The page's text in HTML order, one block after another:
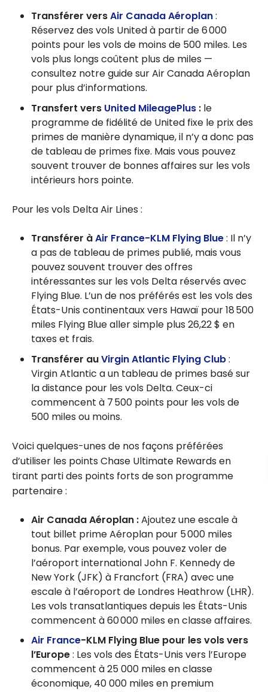
Transférer versAir Canada Aéroplan:
Réservez des vols United à partir de 6 000
points pour les vols de moins de 500 miles. Les
vols plus longs coûtent plus de miles —
consultez notre guide sur Air Canada Aéroplan
pour plus d’informations.
Transfert vers United MileagePlus : le
programme de fidélité de United fixe le prix des
primes de manière dynamique, il n’y a donc pas
de tableau de primes fixe. Mais vous pouvez
souvent trouver de bonnes affaires sur les vols
intérieurs hors pointe.
Pour les vols Delta Air Lines :
Transférer àAir France-KLM Flying Blue: Il n’y
a pas de tableau de primes publié, mais vous
pouvez souvent trouver des offres
intéressantes sur les vols Delta réservés avec
Flying Blue. L’un de nos préférés est les vols des
États-Unis continentaux vers Hawaï pour 18 500
miles Flying Blue aller simple plus 26,22 $ en
taxes et frais.
Transférer auVirgin Atlantic Flying Club:
Virgin Atlantic a un tableau de primes basé sur
la distance pour les vols Delta. Ceux-ci
commencent à 7 500 points pour les vols de
500 miles ou moins.
Voici quelques-unes de nos façons préférées
d’utiliser les points Chase Ultimate Rewards en
tirant parti des points forts de son programme
partenaire :
Air Canada Aéroplan :Ajoutez une escale à
tout billet prime Aéroplan pour 5 000 miles
bonus. Par exemple, vous pouvez voler de
l’aéroport international John F. Kennedy de
New York (JFK) à Francfort (FRA) avec une
escale à l’aéroport de Londres Heathrow (LHR).
Les vols transatlantiques depuis les États-Unis
commencent à 60 000 miles en classe affaires.
Air France-KLM Flying Blue pour les vols vers
l’Europe: Les vols des États-Unis vers l’Europe
commencent à 25 000 miles en classe
économique, 40 000 miles en premium